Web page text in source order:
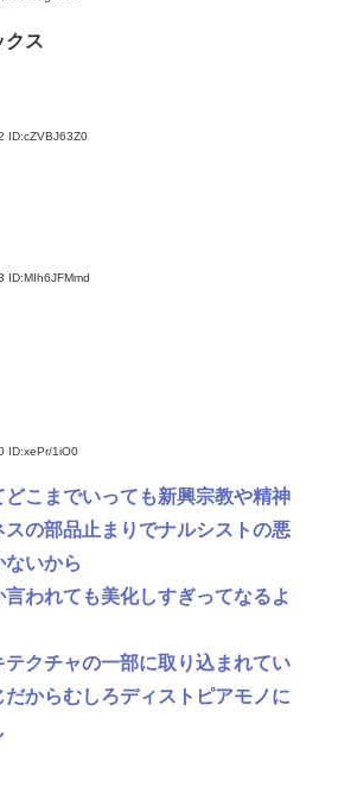
クス
ID:cZVBJ63Z0
ID:MIh6JFMmd
ID:xePr/1iO0
どこまでいっても新興宗教や精神
スの部品止まりでナルシストの悪
ないから
言われても美化しすぎってなるよ
テクチャの一部に取り込まれてい
だからむしろディストピアモノに